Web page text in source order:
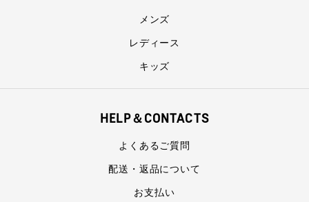
メンズ
レディース
キッズ
HELP＆CONTACTS
よくあるご質問
配送・返品について
お支払い